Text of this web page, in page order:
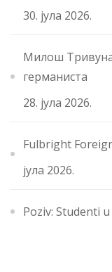
30. јула 2026.
Милош
германиста
28. јула 2026.
Fulbright
јула 2026.
Poziv: Studenti